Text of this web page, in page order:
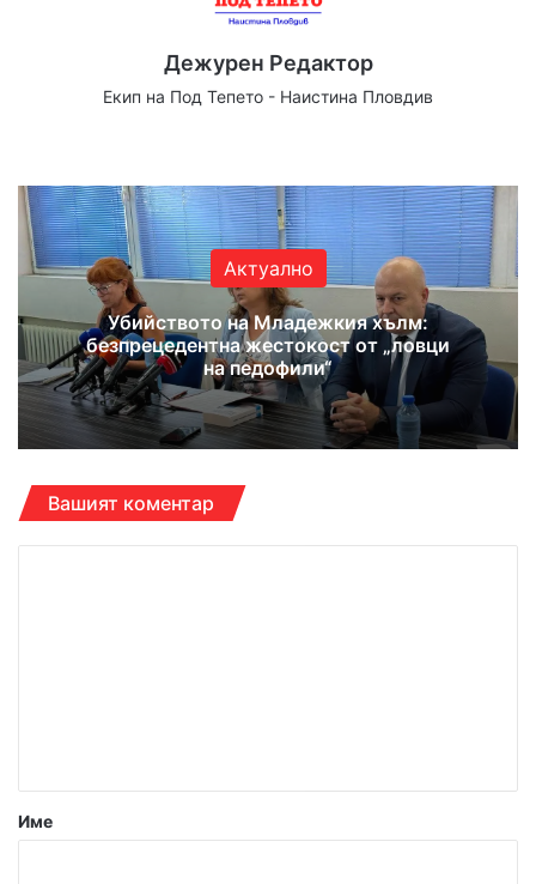
Дежурен Редактор
Екип на Под Тепето - Наистина Пловдив
Актуално
Убийството на Младежкия хълм:
безпрецедентна жестокост от „ловци
на педофили“
Вашият коментар
р
Име